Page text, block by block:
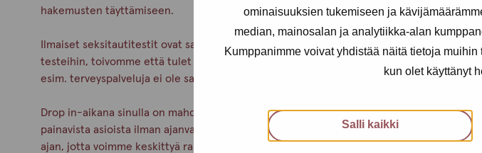
ominaisuuksien tukemiseen ja
median, mainosalan ja analytiikka-alan
Kumppanimme voivat yhdistää näitä tietoja
kun olet käyttänyt
Salli kaikki
hakemusten täyttämiseen.
Ilmaiset seksitautitestit ovat saatavilla seksityöntekijöille koko drop in-ajan! Jos haluat
testeihin, toivomme että tulet paikalle viimeistään 17.30. Yllättävistä muutoksista (jos
esim. terveyspalveluja ei ole saatavilla) ilmoitamme Pro-tukipisteen Instagramissa.
Drop in-aikana sinulla on mahdollisuus keskustella tukityöntekijöiden kanssa mieltäsi
painavista asioista ilman ajanvarausta. Pidemmissä asioissa suosittelemme varaamaan
ajan, jotta voimme keskittyä rauhassa juuri sinun asioihisi. Myös seksitautitesteihin voit